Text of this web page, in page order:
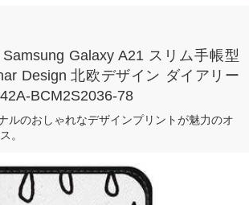
Galaxy A21 スリム手帳型
Design 北欧デザイン ダイアリー
BCM2S2036-78
ルのおしゃれなデザインプリントが魅力のオ
。